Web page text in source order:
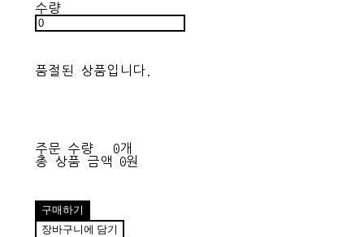
수량
품절된 상품입니다.
주문 수량
0개
총 상품 금액
0원
구매하기
장바구니에 담기